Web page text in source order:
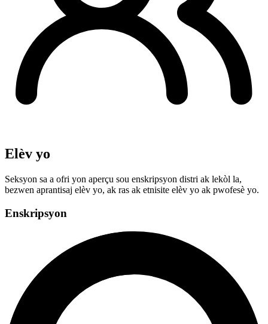
Elèv yo
Seksyon sa a ofri yon aperçu sou enskripsyon distri ak lekòl la,
bezwen aprantisaj elèv yo, ak ras ak etnisite elèv yo ak pwofesè yo.
Enskripsyon